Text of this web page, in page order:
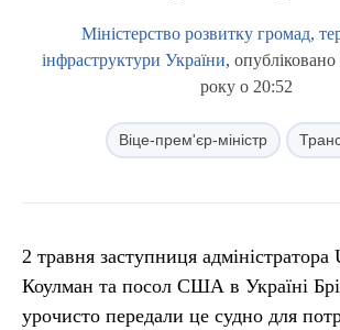
Міністерство розвитку громад,
інфраструктури України,
року о 20:52
Віце-прем'єр-міністр
2 травня заступниця адміністратора
Коулман та посол США в Україні
урочисто передали це судно для